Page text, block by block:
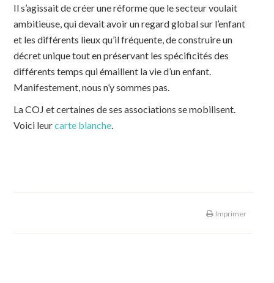
Il s’agissait de créer une réforme que le secteur voulait
ambitieuse, qui devait avoir un regard global sur l’enfant
et les différents lieux qu’il fréquente, de construire un
décret unique tout en préservant les spécificités des
différents temps qui émaillent la vie d’un enfant.
Manifestement, nous n’y sommes pas.
La COJ et certaines de ses associations se mobilisent.
Voici leurcarte blanche.
Imprimer